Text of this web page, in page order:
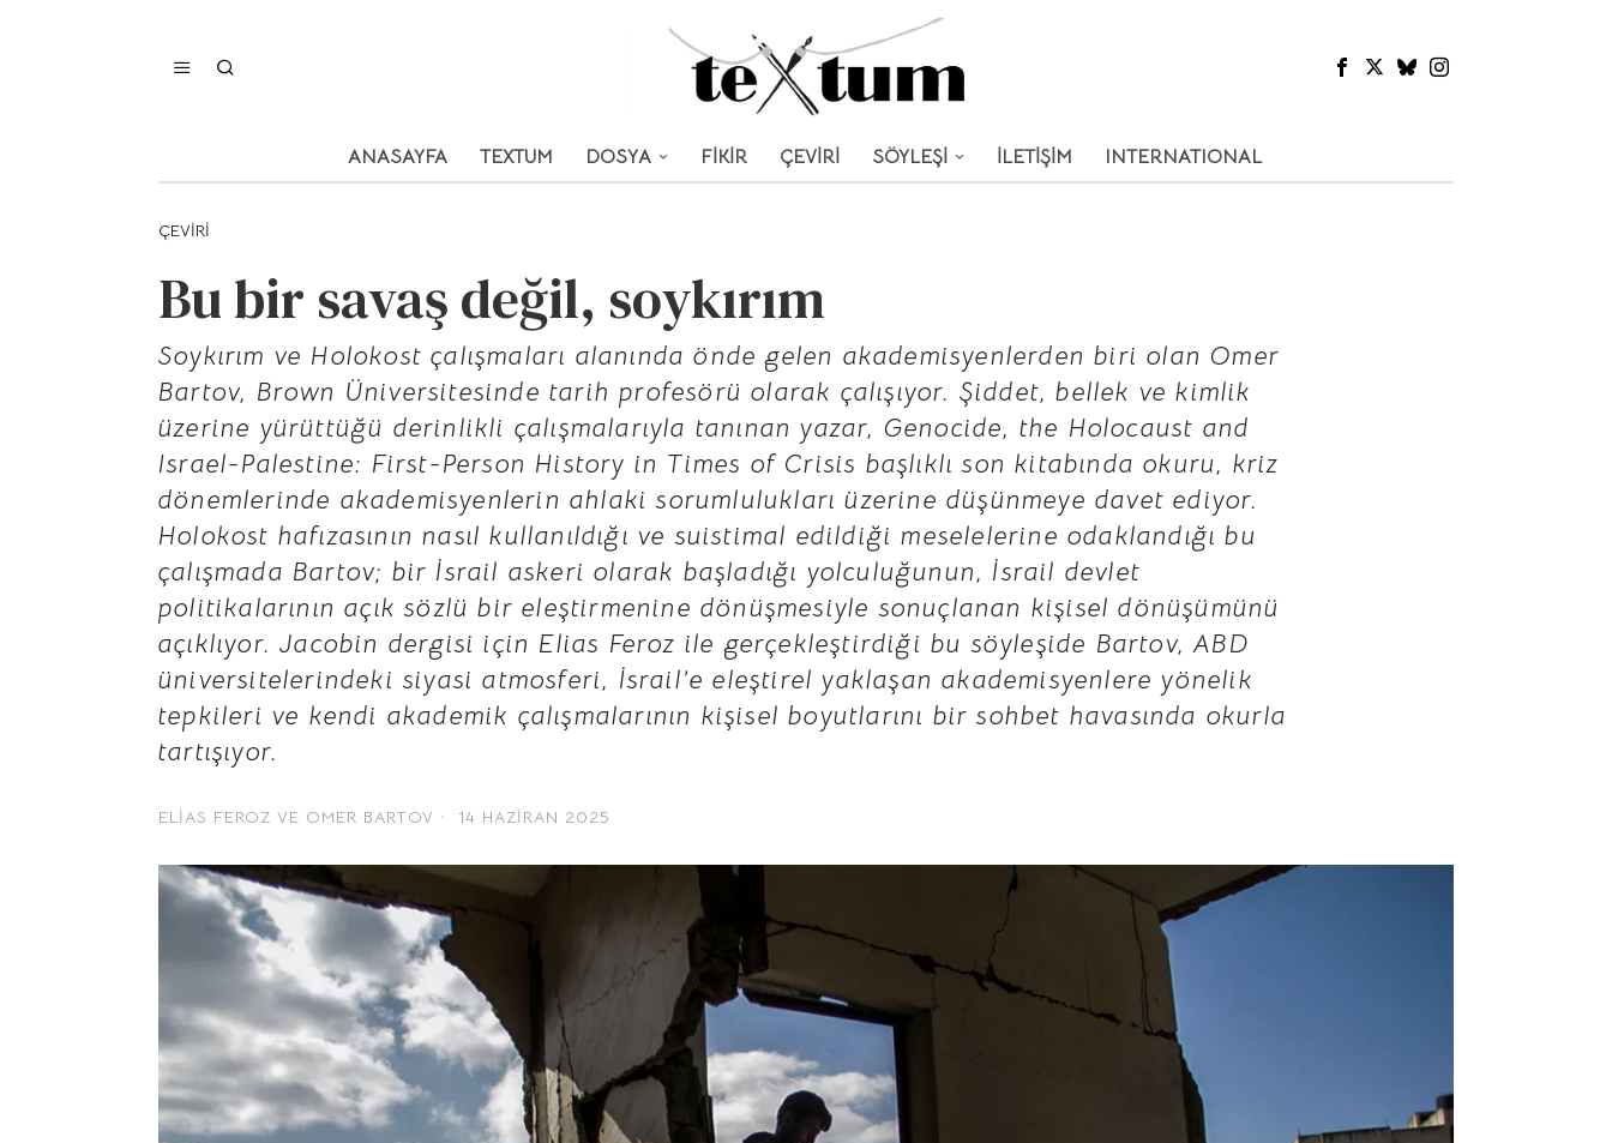
ANASAYFA TEXTUM DOSYA FİKİR ÇEVİRİ SÖYLEŞİ İLETİŞİM INTERNATIONAL
ÇEVIRI
Bu bir savaş değil, soykırım
Soykırım ve Holokost çalışmaları alanında önde gelen akademisyenlerden biri olan Omer
Bartov, Brown Üniversitesinde tarih profesörü olarak çalışıyor. Şiddet, bellek ve kimlik
üzerine yürüttüğü derinlikli çalışmalarıyla tanınan yazar, Genocide, the Holocaust and
Israel-Palestine: First-Person History in Times of Crisis başlıklı son kitabında okuru, kriz
dönemlerinde akademisyenlerin ahlaki sorumlulukları üzerine düşünmeye davet ediyor.
Holokost hafızasının nasıl kullanıldığı ve suistimal edildiği meselelerine odaklandığı bu
çalışmada Bartov; bir İsrail askeri olarak başladığı yolculuğunun, İsrail devlet
politikalarının açık sözlü bir eleştirmenine dönüşmesiyle sonuçlanan kişisel dönüşümünü
açıklıyor. Jacobin dergisi için Elias Feroz ile gerçekleştirdiği bu söyleşide Bartov, ABD
üniversitelerindeki siyasi atmosferi, İsrail’e eleştirel yaklaşan akademisyenlere yönelik
tepkileri ve kendi akademik çalışmalarının kişisel boyutlarını bir sohbet havasında okurla
tartışıyor.
ELIAS FEROZ VE OMER BARTOV 14 HAZIRAN 2025